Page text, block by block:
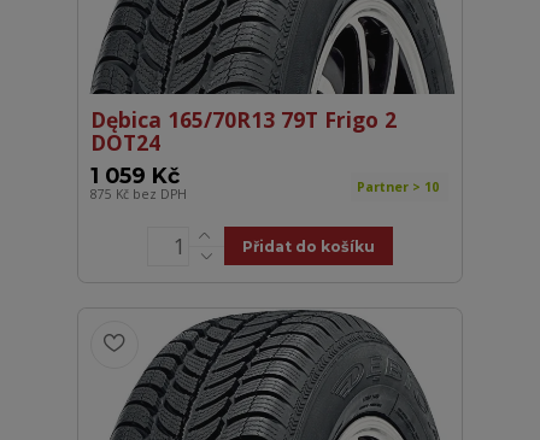
Dębica 165/70R13 79T Frigo 2
DOT24
1 059 Kč
875 Kč bez DPH Partner > 10
Přidat do košíku